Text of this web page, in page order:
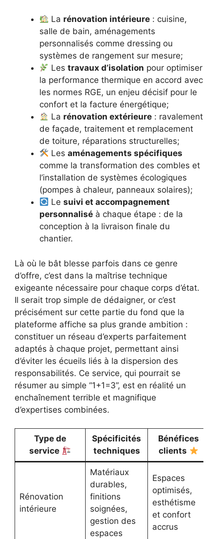
La rénovation intérieure : cuisine,
salle de bain, aménagements
personnalisés comme dressing ou
systèmes de rangement sur mesure;
Lestravaux d’isolation pour optimiser
la performance thermique en accord avec
les normes RGE, un enjeu décisif pour le
confort et la facture énergétique;
La rénovation extérieure : ravalement
de façade, traitement et remplacement
de toiture, réparations structurelles;
Lesaménagements spécifiques
comme la transformation des combles et
l’installation de systèmes écologiques
(pompes à chaleur, panneaux solaires);
Lesuivi et accompagnement
personnalisé à chaque étape : de la
conception à la livraison finale du
chantier.
Là où le bât blesse parfois dans ce genre
d’offre, c’est dans la maîtrise technique
exigeante nécessaire pour chaque corps d’état.
Il serait trop simple de dédaigner, or c’est
précisément sur cette partie du fond que la
plateforme affiche sa plus grande ambition :
constituer un réseau d’experts parfaitement
adaptés à chaque projet, permettant ainsi
d’éviter les écueils liés à la dispersion des
responsabilités. Ce service, qui pourrait se
résumer au simple “1+1=3”, est en réalité un
enchaînement terrible et magnifique
d’expertises combinées.
Type de
service
Spécificités
techniques
Bénéfices
clients
Rénovation
intérieure
Matériaux
durables,
finitions
soignées,
gestion des
espaces
Espaces
optimisés,
esthétisme
et confort
accrus